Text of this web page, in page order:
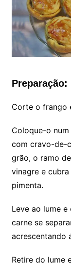
Preparação:
Corte o frango
Coloque-o
com cravo-de-
grão, o ramo
vinagre e
pimenta.
Leve ao lume
carne se
acrescentando
Retire do lume